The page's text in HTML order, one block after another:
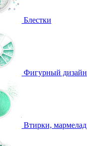
Блестки
Фигурный дизайн
Втирки, мармелад